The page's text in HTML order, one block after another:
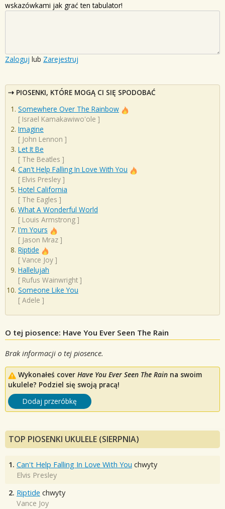
wskazówkami jak grać ten tabulator!
Zaloguj lub Zarejestruj
PIOSENKI, KTÓRE MOGĄ CI SIĘ SPODOBAĆ
Somewhere Over The Rainbow
[ Israel Kamakawiwo'ole ]
Imagine
[ John Lennon ]
Let It Be
[ The Beatles ]
Can't Help Falling In Love With You
[ Elvis Presley ]
Hotel California
[ The Eagles ]
What A Wonderful World
[ Louis Armstrong ]
I'm Yours
[ Jason Mraz ]
Riptide
[ Vance Joy ]
Hallelujah
[ Rufus Wainwright ]
Someone Like You
[ Adele ]
O tej piosence: Have You Ever Seen The Rain
Brak informacji o tej piosence.
Wykonałeś cover Have You Ever Seen The Rain na swoim
ukulele? Podziel się swoją pracą!
Dodaj przeróbkę
TOP PIOSENKI UKULELE (SIERPNIA)
1. Can't Help Falling In Love With You chwyty
Elvis Presley
2. Riptide chwyty
Vance Joy